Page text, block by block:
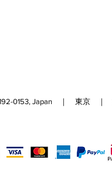
192-0153, Japan ｜ 東京 ｜